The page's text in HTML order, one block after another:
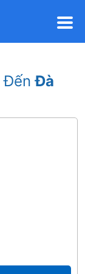
ĐếnĐà